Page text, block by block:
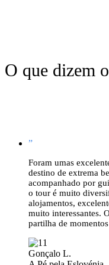
O que dizem
”
Foram umas
destino de extrema
acompanhado por
o tour é muito
alojamentos,
muito interessantes.
partilha de
Gonçalo L.